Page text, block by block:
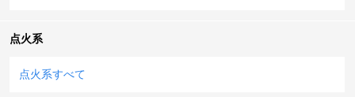
点火系
点火系すべて